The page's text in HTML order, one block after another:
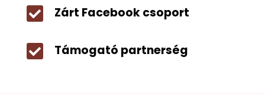
 Zárt Facebook csoport
 Támogató partnerség